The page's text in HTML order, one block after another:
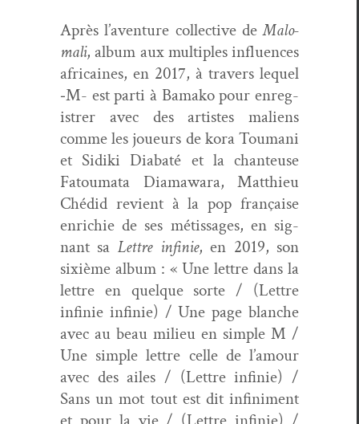
Après l’aventure col­lec­tive deMal­o­
ma­li, album aux mul­ti­ples influ­ences
africaines, en 2017, à tra­vers lequel
‑M- est par­ti à Bamako pour enreg­
istr­er avec des artistes maliens
comme les joueurs de kora Toumani
et Sidi­ki Dia­baté et la chanteuse
Fatouma­ta Dia­mawara, Matthieu
Ché­did revient à la pop française
enrichie de ses métis­sages, en sig­
nant sa Let­tre infinie, en 2019, son
six­ième album : « Une let­tre dans la
let­tre en quelque sorte / (Let­tre
infinie infinie) / Une page blanche
avec au beau milieu en sim­ple M /
Une sim­ple let­tre celle de l’amour
avec des ailes / (Let­tre infinie) /
Sans un mot tout est dit infin­i­ment